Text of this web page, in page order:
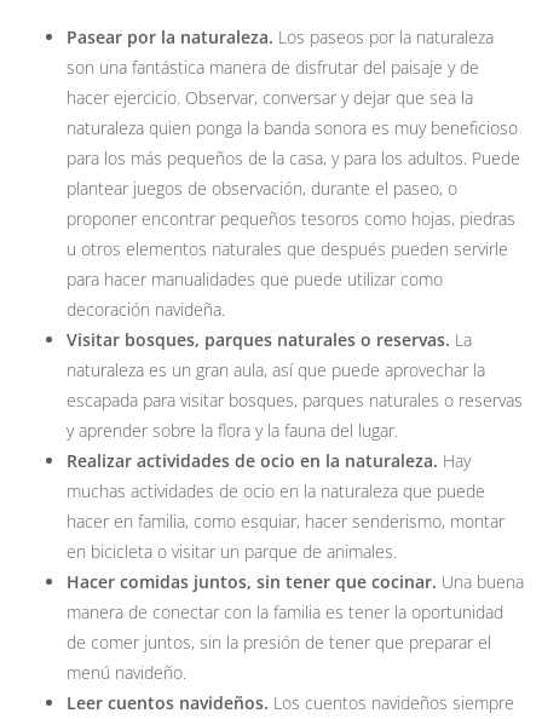
Pasear por la naturaleza. Los paseos por la naturaleza
son una fantástica manera de disfrutar del paisaje y de
hacer ejercicio. Observar, conversar y dejar que sea la
naturaleza quien ponga la banda sonora es muy beneficioso
para los más pequeños de la casa, y para los adultos. Puede
plantear juegos de observación, durante el paseo, o
proponer encontrar pequeños tesoros como hojas, piedras
u otros elementos naturales que después pueden servirle
para hacer manualidades que puede utilizar como
decoración navideña.
Visitar bosques, parques naturales o reservas. La
naturaleza es un gran aula, así que puede aprovechar la
escapada para visitar bosques, parques naturales o reservas
y aprender sobre la flora y la fauna del lugar.
Realizar actividades de ocio en la naturaleza. Hay
muchas actividades de ocio en la naturaleza que puede
hacer en familia, como esquiar, hacer senderismo, montar
en bicicleta o visitar un parque de animales.
Hacer comidas juntos, sin tener que cocinar. Una buena
manera de conectar con la familia es tener la oportunidad
de comer juntos, sin la presión de tener que preparar el
menú navideño.
Leer cuentos navideños. Los cuentos navideños siempre